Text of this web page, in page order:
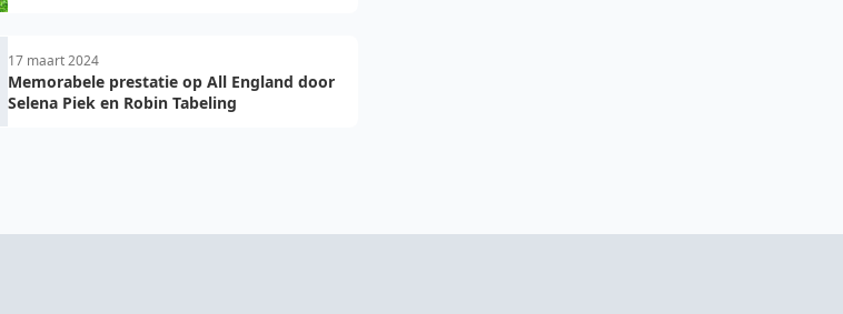
17 maart 2024
Memorabele prestatie op All England door
Selena Piek en Robin Tabeling